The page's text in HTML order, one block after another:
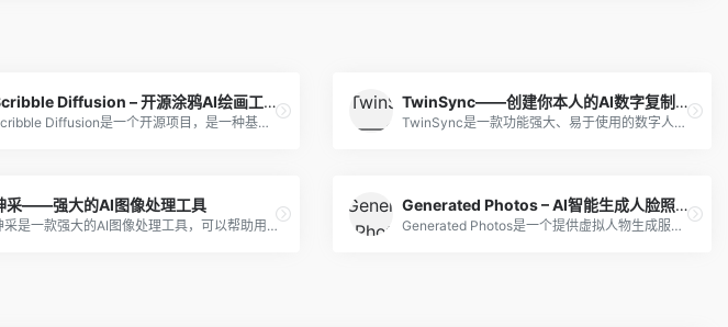
Scribble Diffusion – 开源涂鸦AI绘画工具
Scribble Diffusion是一个开源项目，是一种基于神经网络的图像处理技术，可以接收用户提供的手绘草图或文字，将其转化为精细图像。
TwinSync——创建你本人的AI数字复制品
TwinSync是一款功能强大、易于使用的数字人视频制作工具，适用于多种场景，能够大大提高数字媒体内容的制作质量和效率。
采——强大的AI图像处理工具
神采是一款强大的AI图像处理工具，可以帮助用户快速生成高质量的图像和视频。
Generated Photos – AI智能生成人脸照片
Generated Photos是一个提供虚拟人物生成服务的网站，提供大量无版权虚拟真人照片，也支持在线生成虚拟人物形象。